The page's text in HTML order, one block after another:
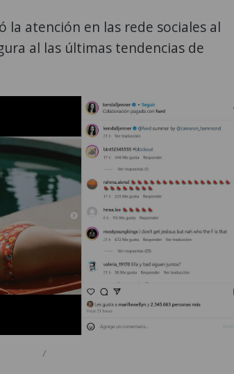
la atención en las rede sociales al
al las últimas tendencias de
/